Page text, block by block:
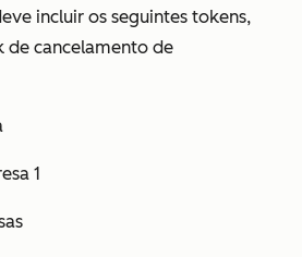
incluir os seguintes tokens,
de cancelamento de
1